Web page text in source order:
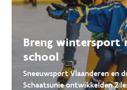
Breng wintersport
school
Sneeuwsport Vlaanderen en
Schaatsunie ontwikkelden 2